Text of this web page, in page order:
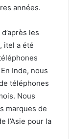
années.
les
itel a été
Inde, nous
téléphones
Nous
marques de
l’Asie pour la